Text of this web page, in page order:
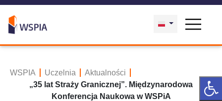
WSPIA Uczelnia
Aktualności
„35 lat Straży Granicznej”. Międzynarodowa
Konferencja Naukowa w WSPiA